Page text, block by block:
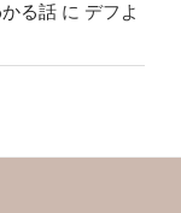
る話 に デフよ